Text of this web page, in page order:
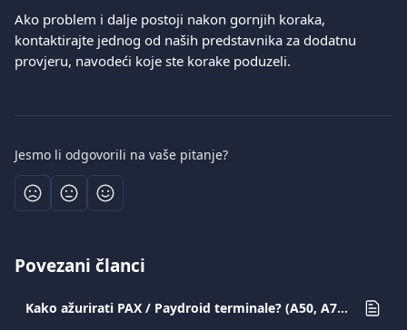
Ako problem i dalje postoji nakon gornjih koraka,
kontaktirajte jednog od naših predstavnika za dodatnu
provjeru, navodeći koje ste korake poduzeli.
Jesmo li odgovorili na vaše pitanje?
Povezani članci
Kako ažurirati PAX / Paydroid terminale? (A50, A77, A80, A910, A920, A920PRO)